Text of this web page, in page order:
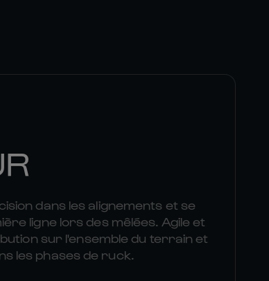
dans les alignements et se
ligne lors des mêlées. Agile et
sur l'ensemble du terrain et
les phases de ruck.